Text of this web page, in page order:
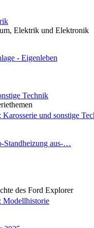
Elektrik und Elektronik
- Eigenleben
Technik
und sonstige
Standheizung aus-…
des Ford Explorer